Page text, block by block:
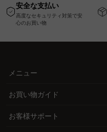
ー機能搭載ワークデス
ク
安全な支払い
高度なセキュリティ対策で安
心のお買い物
メニュー
お買い物ガイド
お客様サポート